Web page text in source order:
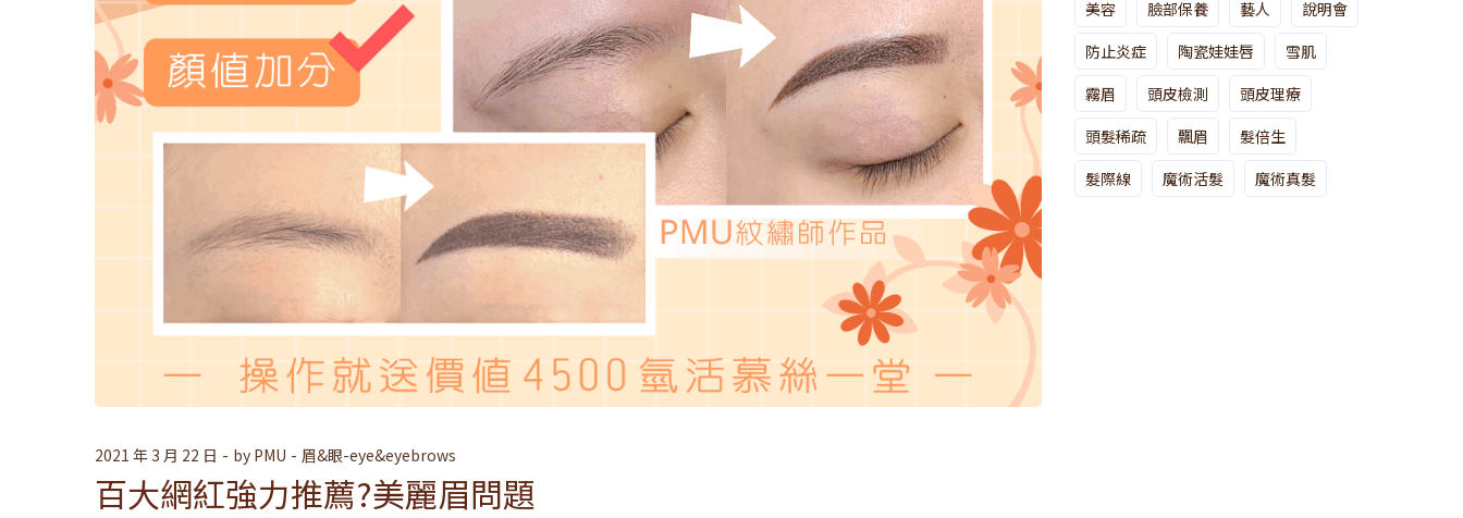
2021 年 3 月 22 日 by PMU 眉&眼-eye&eyebrows
百大網紅強力推薦?美麗眉問題
美容
臉部保養 藝人
說明會
防止炎症
陶瓷娃娃唇
雪肌
霧眉
頭皮檢測
頭皮理療
頭髮稀疏
飄眉
髮倍生
髮際線
魔術活髮 魔術真髮